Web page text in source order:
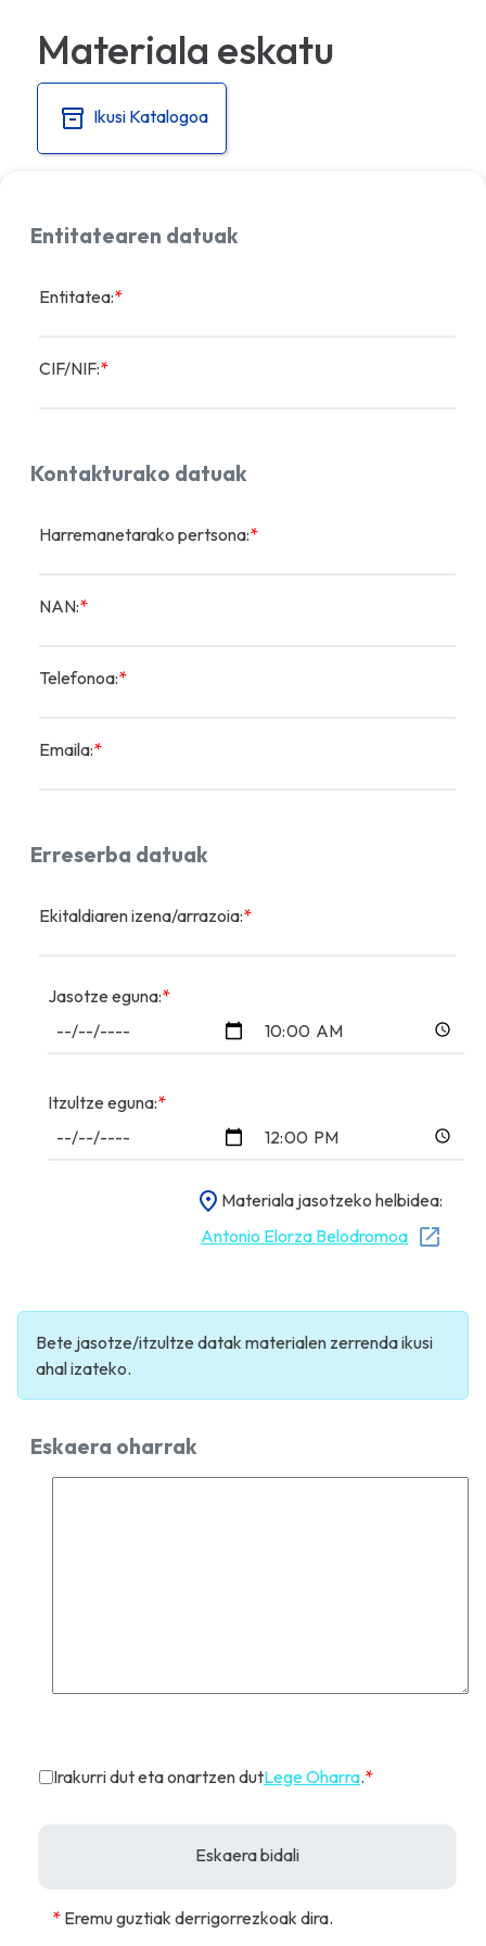
Materiala eskatu
Ikusi Katalogoa
Entitatearen datuak
Entitatea:*
CIF/NIF:*
Kontakturako datuak
Harremanetarako pertsona:*
NAN:*
Telefonoa:*
Emaila:*
Erreserba datuak
Ekitaldiaren izena/arrazoia:*
Jasotze eguna:*
Itzultze eguna:*
Materiala jasotzeko helbidea:
Antonio Elorza Belodromoa
Bete jasotze/itzultze datak materialen zerrenda ikusi
ahal izateko.
Eskaera oharrak
Irakurri dut eta onartzen dutLege Oharra.*
* Eremu guztiak derrigorrezkoak dira.